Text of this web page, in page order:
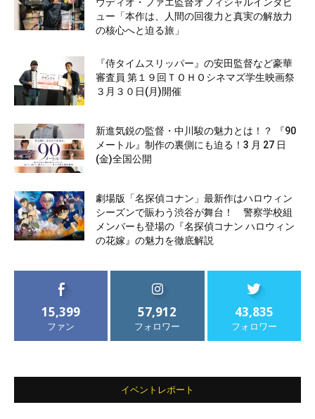
ウディオ・ファエ監督オフィシャルインタビ
ュー「本作は、人間の回復力と真実の解放力
の核心へと迫る旅」
『侍タイムスリッパー』の安田監督など豪華
審査員 第１９回ＴＯＨＯシネマズ学生映画祭
３月３０日(月)開催
新進気鋭の監督・中川駿の魅力とは！？ 『90
メートル』制作の裏側にも迫る！3 月 27 日
(金)全国公開
劇場版「名探偵コナン」最新作はハロウィン
シーズンで賑わう渋谷が舞台！ 警察学校組
メンバーも登場の『名探偵コナン ハロウィン
の花嫁』の魅力を徹底解説
15,399
ファン
57,912
フォロワー
43,835
フォロワー
イベントレポート